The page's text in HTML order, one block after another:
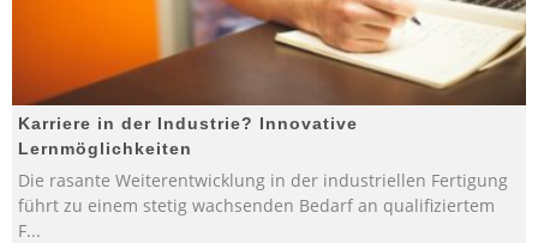
Karriere in der Industrie? Innovative
Lernmöglichkeiten
Die rasante Weiterentwicklung in der industriellen Fertigung
führt zu einem stetig wachsenden Bedarf an qualifiziertem
F...